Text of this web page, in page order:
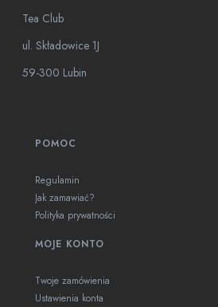
Tea Club
ul. Składowice 1J
59-300 Lubin
Linki w stopce
POMOC
Regulamin
Jak zamawiać?
Polityka prywatności
MOJE KONTO
Twoje zamówienia
Ustawienia konta